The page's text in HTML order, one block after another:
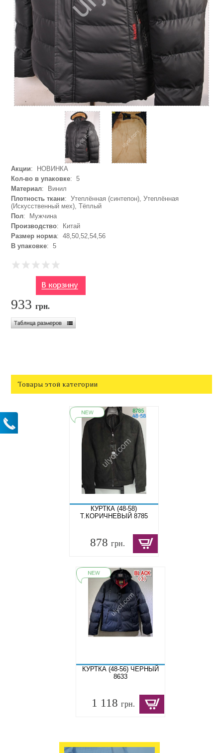
Акции: НОВИНКА
Кол-во в упаковке: 5
Материал: Винил
Плотность ткани: Утеплённая (синтепон), Утеплённая
(Искусственный мех), Тёплый
Пол: Мужчина
Производство: Китай
Размер норма: 48,50,52,54,56
В упаковке: 5
933грн.
Товары этой категории
КУРТКА (48-58)
Т.КОРИЧНЕВЫЙ 8785
878 грн.
КУРТКА (48-56) ЧЕРНЫЙ
8633
1 118грн.